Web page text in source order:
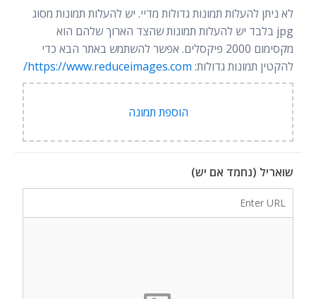
לא ניתן להעלות תמונות גדולות מדיי. יש להעלות תמונות מסוג
jpg בלבד יש להעלות תמונות שהצד הארוך שלהם הוא
מקסימום 2000 פיקסלים. אפשר להשתמש באתר הבא כדי
להקטין תמונות גדולות: https://www.reduceimages.com/
הוספת תמונה
שואריל (נחמד אם יש)